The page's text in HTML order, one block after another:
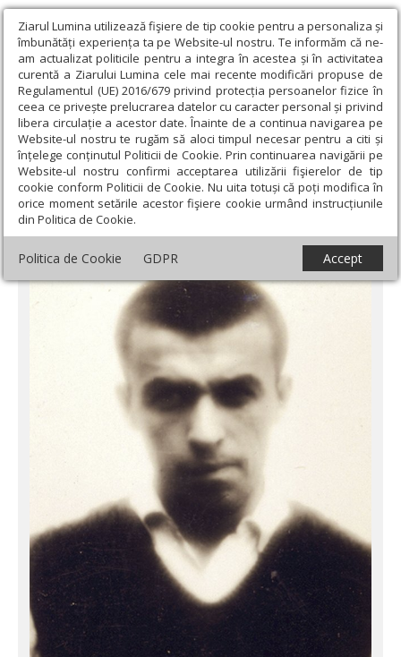
Ziarul Lumina utilizează fişiere de tip cookie pentru a personaliza și
îmbunătăți experiența ta pe Website-ul nostru. Te informăm că ne-
am actualizat politicile pentru a integra în acestea și în activitatea
curentă a Ziarului Lumina cele mai recente modificări propuse de
Regulamentul (UE) 2016/679 privind protecția persoanelor fizice în
ceea ce privește prelucrarea datelor cu caracter personal și privind
libera circulație a acestor date. Înainte de a continua navigarea pe
Website-ul nostru te rugăm să aloci timpul necesar pentru a citi și
înțelege conținutul Politicii de Cookie. Prin continuarea navigării pe
Website-ul nostru confirmi acceptarea utilizării fişierelor de tip
cookie conform Politicii de Cookie. Nu uita totuși că poți modifica în
orice moment setările acestor fişiere cookie urmând instrucțiunile
din Politica de Cookie.
Politica de Cookie GDPR Accept
Ziarul Lumina › Societate › Historica › Teologul Gheorghe Bej
din Cintei, judeţul Arad, sub persecuţia comunistă
Teologul Gheorghe Bej din Cintei, judeţul
Arad, sub persecuţia comunistă